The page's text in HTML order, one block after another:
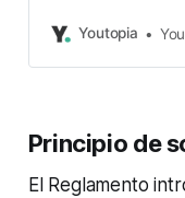
programas de
Youtopia
Principio de
El Reglamento